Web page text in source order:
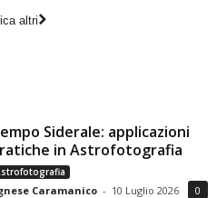
altri
Siderale: applicazioni
in Astrofotografia
Caramanico - 10 Luglio 2026 0